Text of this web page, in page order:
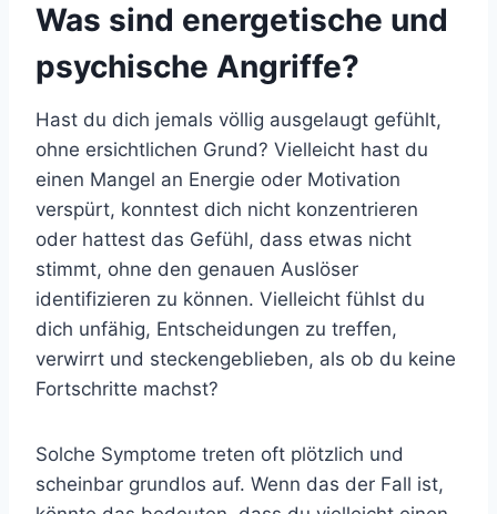
Was sind energetische und
psychische Angriffe?
Hast du dich jemals völlig ausgelaugt gefühlt,
ohne ersichtlichen Grund? Vielleicht hast du
einen Mangel an Energie oder Motivation
verspürt, konntest dich nicht konzentrieren
oder hattest das Gefühl, dass etwas nicht
stimmt, ohne den genauen Auslöser
identifizieren zu können. Vielleicht fühlst du
dich unfähig, Entscheidungen zu treffen,
verwirrt und steckengeblieben, als ob du keine
Fortschritte machst?
Solche Symptome treten oft plötzlich und
scheinbar grundlos auf. Wenn das der Fall ist,